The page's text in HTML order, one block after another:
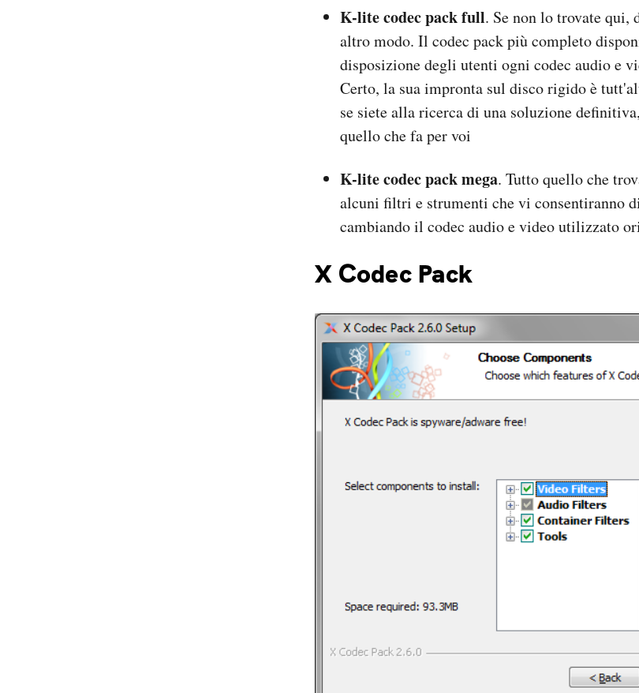
K-lite codec pack full. Se non lo trovate
altro modo. Il codec pack più completo
disposizione degli utenti ogni codec audio e
Certo, la sua impronta sul disco rigido è
se siete alla ricerca di una soluzione
quello che fa per voi
K-lite codec pack mega. Tutto quello che
alcuni filtri e strumenti che vi consentiranno
cambiando il codec audio e video utilizzato
X Codec Pack